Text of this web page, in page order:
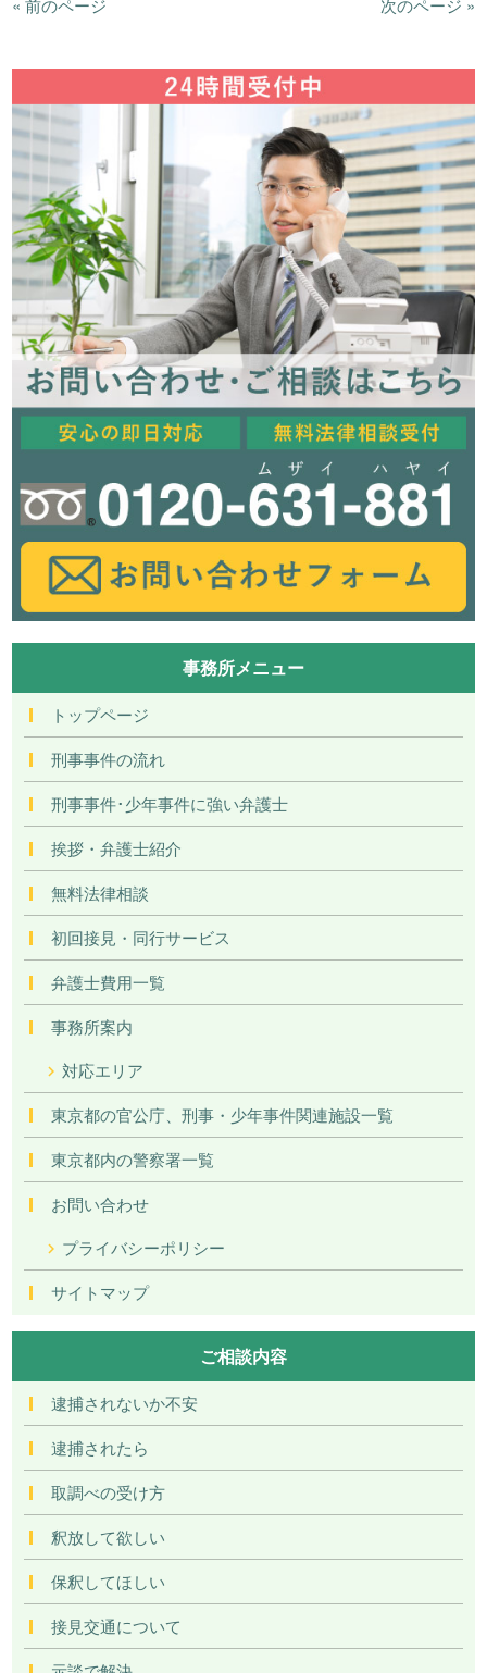
« 前のページ 次のページ »
事務所メニュー
トップページ
刑事事件の流れ
刑事事件･少年事件に強い弁護士
挨拶・弁護士紹介
無料法律相談
初回接見・同行サービス
弁護士費用一覧
事務所案内
対応エリア
東京都の官公庁、刑事・少年事件関連施設一覧
東京都内の警察署一覧
お問い合わせ
プライバシーポリシー
サイトマップ
ご相談内容
逮捕されないか不安
逮捕されたら
取調べの受け方
釈放して欲しい
保釈してほしい
接見交通について